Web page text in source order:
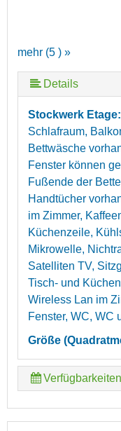
mehr (5 ) »
mehr (5 ) »
Details
Stockwerk Etage:
Schlafraum,
Bettwäsche
Fenster können
Fußende der
Handtücher
im Zimmer,
Küchenzeile,
Mikrowelle,
Satelliten TV,
Tisch- und
Wireless Lan im
Fenster, WC, WC
Größe